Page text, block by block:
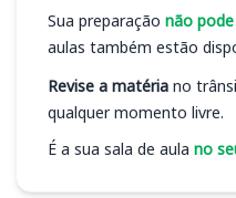
Sua preparação não pode
aulas também estão
Revise a matéria no
qualquer momento livre.
É a sua sala de aula no